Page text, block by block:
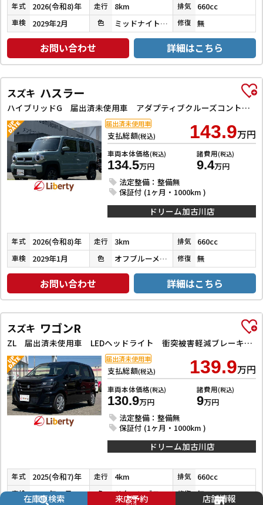
年式 2026(令和8)年 走行 8km 排気 660cc
車検 2029年2月 色 ミッドナイトブルービームメタリック 修復 無
お問い合わせ 詳細はこちら
スズキ ハスラー
ハイブリッドG 届出済未使用車 アダプティブクルーズコントロール クリアランスソナー レーンアシスト 衝突被害軽減システム LEDヘッドランプ スマートキー アイドリングストップ 電動格納ミラー シートヒーター
支払総額(税込) 143.9万円
車両本体価格(税込)
134.5万円
諸費用(税込)
9.4万円
法定整備：整備無
保証付 (1ヶ月・1000km )
届出済未使用車
ドリーム加古川店
年式 2026(令和8)年 走行 3km 排気 660cc
車検 2029年1月 色 オフブルーメタリック 修復 無
お問い合わせ 詳細はこちら
スズキ ワゴンR
ZL 届出済未使用車 LEDヘッドライト 衝突被害軽減ブレーキ クリアランスソナー オートライト スマートキー 電動格納ミラー シートヒーター CVT ESC エアコン パワーウィンドウ
支払総額(税込) 139.9万円
車両本体価格(税込)
130.9万円
諸費用(税込)
9万円
法定整備：整備無
保証付 (1ヶ月・1000km )
届出済未使用車
ドリーム加古川店
年式 2025(令和7)年 走行 4km 排気 660cc
車検 2028年12月 色 サターンブラックメタリック 修復 無
在庫車検索 来店予約 店舗情報